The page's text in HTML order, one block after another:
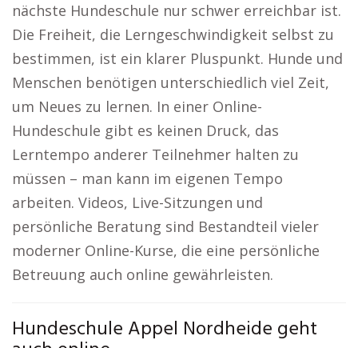
nächste Hundeschule nur schwer erreichbar ist.
Die Freiheit, die Lerngeschwindigkeit selbst zu
bestimmen, ist ein klarer Pluspunkt. Hunde und
Menschen benötigen unterschiedlich viel Zeit,
um Neues zu lernen. In einer Online-
Hundeschule gibt es keinen Druck, das
Lerntempo anderer Teilnehmer halten zu
müssen – man kann im eigenen Tempo
arbeiten. Videos, Live-Sitzungen und
persönliche Beratung sind Bestandteil vieler
moderner Online-Kurse, die eine persönliche
Betreuung auch online gewährleisten.
Hundeschule Appel Nordheide geht